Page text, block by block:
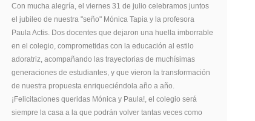
Con mucha alegría, el viernes 31 de julio celebramos juntos
el jubileo de nuestra "seño" Mónica Tapia y la profesora
Paula Actis. Dos docentes que dejaron una huella imborrable
en el colegio, comprometidas con la educación al estilo
adoratriz, acompañando las trayectorias de muchísimas
generaciones de estudiantes, y que vieron la transformación
de nuestra propuesta enriqueciéndola año a año.
¡Felicitaciones queridas Mónica y Paula!, el colegio será
siempre la casa a la que podrán volver tantas veces como